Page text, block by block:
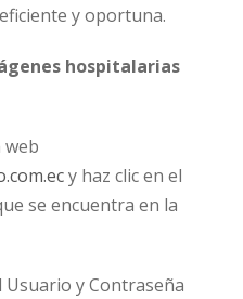
y oportuna.
hospitalarias
y haz clic en el
se encuentra en la
Usuario y Contraseña